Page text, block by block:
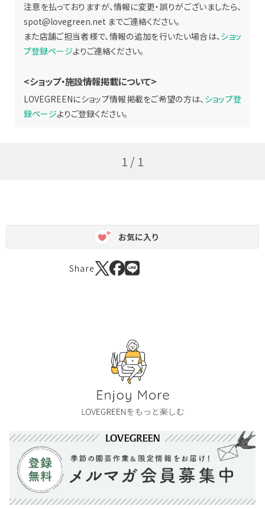
注意を払っておりますが、情報に変更・誤りがございましたら、
spot@lovegreen.net までご連絡ください。
また店舗ご担当者様で、情報の追加を行いたい場合は、ショッ
プ登録ページよりご連絡ください。
<ショップ・施設情報掲載について>
LOVEGREENにショップ情報掲載をご希望の方は、 ショップ登
録ページよりご登録ください。
1 / 1
お気に入り
Share